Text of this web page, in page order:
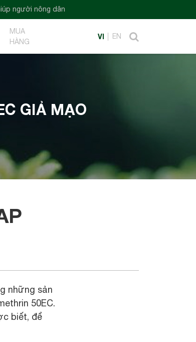
nông dân
MUA
HÀNG
VI EN
GIẢ MẠO
những sản
50EC.
biết, để